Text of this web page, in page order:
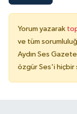
Yorum yazarak
ve tüm
Aydın Ses
özgür Ses'i hiçbir